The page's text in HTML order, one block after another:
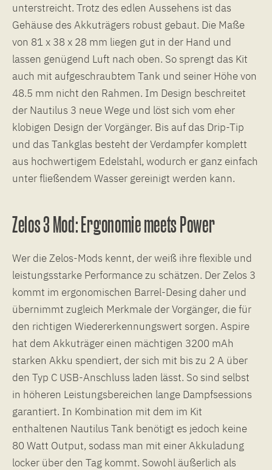
unterstreicht. Trotz des edlen Aussehens ist das
Gehäuse des Akkuträgers robust gebaut. Die Maße
von 81 x 38 x 28 mm liegen gut in der Hand und
lassen genügend Luft nach oben. So sprengt das Kit
auch mit aufgeschraubtem Tank und seiner Höhe von
48.5 mm nicht den Rahmen. Im Design beschreitet
der Nautilus 3 neue Wege und löst sich vom eher
klobigen Design der Vorgänger. Bis auf das Drip-Tip
und das Tankglas besteht der Verdampfer komplett
aus hochwertigem Edelstahl, wodurch er ganz einfach
unter fließendem Wasser gereinigt werden kann.
Zelos 3 Mod: Ergonomie meets Power
Wer die Zelos-Mods kennt, der weiß ihre flexible und
leistungsstarke Performance zu schätzen. Der Zelos 3
kommt im ergonomischen Barrel-Desing daher und
übernimmt zugleich Merkmale der Vorgänger, die für
den richtigen Wiedererkennungswert sorgen. Aspire
hat dem Akkuträger einen mächtigen 3200 mAh
starken Akku spendiert, der sich mit bis zu 2 A über
den Typ C USB-Anschluss laden lässt. So sind selbst
in höheren Leistungsbereichen lange Dampfsessions
garantiert. In Kombination mit dem im Kit
enthaltenen Nautilus Tank benötigt es jedoch keine
80 Watt Output, sodass man mit einer Akkuladung
locker über den Tag kommt. Sowohl äußerlich als